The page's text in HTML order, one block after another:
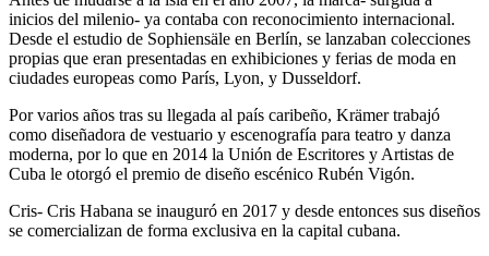
inicios del milenio- ya contaba con reconocimiento internacional.
Desde el estudio de Sophiensäle en Berlín, se lanzaban colecciones
propias que eran presentadas en exhibiciones y ferias de moda en
ciudades europeas como París, Lyon, y Dusseldorf.
Por varios años tras su llegada al país caribeño, Krämer trabajó
como diseñadora de vestuario y escenografía para teatro y danza
moderna, por lo que en 2014 la Unión de Escritores y Artistas de
Cuba le otorgó el premio de diseño escénico Rubén Vigón.
Cris- Cris Habana se inauguró en 2017 y desde entonces sus diseños
se comercializan de forma exclusiva en la capital cubana.